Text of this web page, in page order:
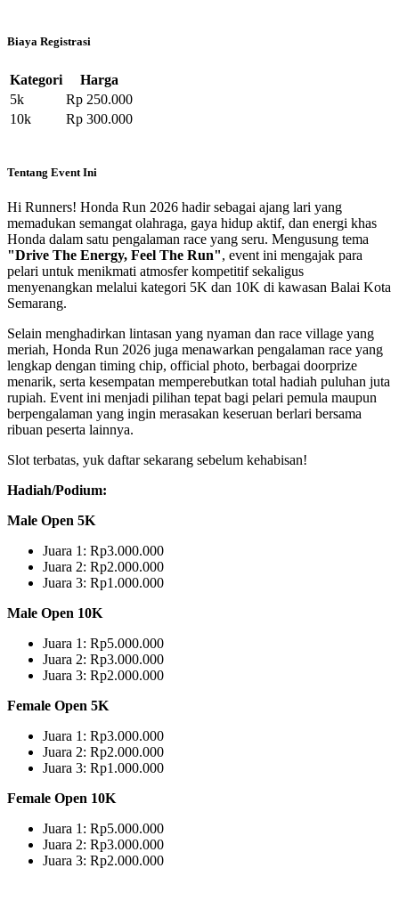
Biaya Registrasi
Kategori
Harga
5k
Rp 250.000
10k
Rp 300.000
Tentang Event Ini
Hi Runners! Honda Run 2026 hadir sebagai ajang lari yang
memadukan semangat olahraga, gaya hidup aktif, dan energi khas
Honda dalam satu pengalaman race yang seru. Mengusung tema
"Drive The Energy, Feel The Run", event ini mengajak para
pelari untuk menikmati atmosfer kompetitif sekaligus
menyenangkan melalui kategori 5K dan 10K di kawasan Balai Kota
Semarang.
Selain menghadirkan lintasan yang nyaman dan race village yang
meriah, Honda Run 2026 juga menawarkan pengalaman race yang
lengkap dengan timing chip, official photo, berbagai doorprize
menarik, serta kesempatan memperebutkan total hadiah puluhan juta
rupiah. Event ini menjadi pilihan tepat bagi pelari pemula maupun
berpengalaman yang ingin merasakan keseruan berlari bersama
ribuan peserta lainnya.
Slot terbatas, yuk daftar sekarang sebelum kehabisan!
Hadiah/Podium:
Male Open 5K
Juara 1: Rp3.000.000
Juara 2: Rp2.000.000
Juara 3: Rp1.000.000
Male Open 10K
Juara 1: Rp5.000.000
Juara 2: Rp3.000.000
Juara 3: Rp2.000.000
Female Open 5K
Juara 1: Rp3.000.000
Juara 2: Rp2.000.000
Juara 3: Rp1.000.000
Female Open 10K
Juara 1: Rp5.000.000
Juara 2: Rp3.000.000
Juara 3: Rp2.000.000